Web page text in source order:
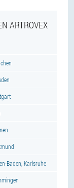
ARTROVEX
Baden, Karlsruhe